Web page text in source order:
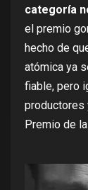
categoría
el premio
hecho de
atómica ya
fiable, pero
productores
Premio de